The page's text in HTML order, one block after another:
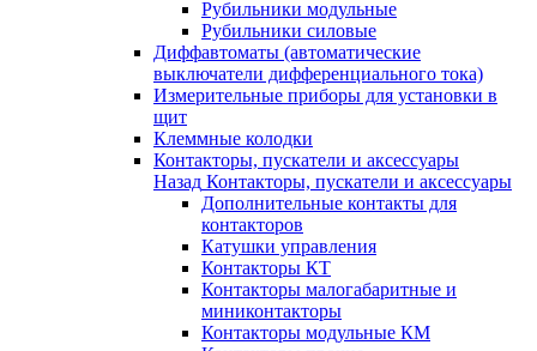
Рубильники модульные
Рубильники силовые
Диффавтоматы (автоматические
выключатели дифференциального тока)
Измерительные приборы для установки в
щит
Клеммные колодки
Контакторы, пускатели и аксессуары
Назад Контакторы, пускатели и аксессуары
Дополнительные контакты для
контакторов
Катушки управления
Контакторы КТ
Контакторы малогабаритные и
миниконтакторы
Контакторы модульные КМ